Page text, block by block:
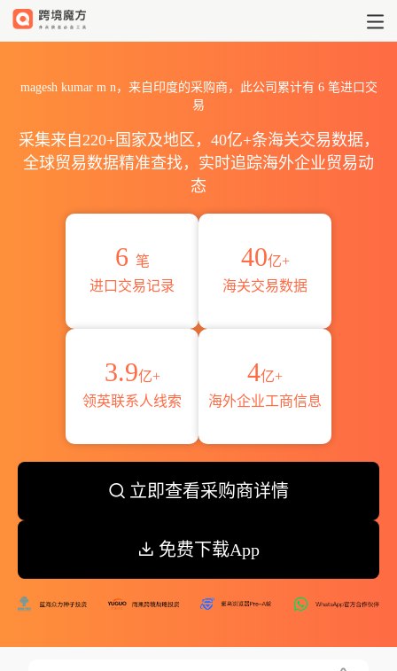
magesh kumar m n，来自印度的采购商，此公司累计有 6笔进口交
易
采集来自220+国家及地区，40亿+条海关交易数据，
全球贸易数据精准查找，实时追踪海外企业贸易动
态
6 笔
进口交易记录
40亿+
海关交易数据
3.9亿+
领英联系人线索
4亿+
海外企业工商信息
立即查看采购商详情
免费下载App